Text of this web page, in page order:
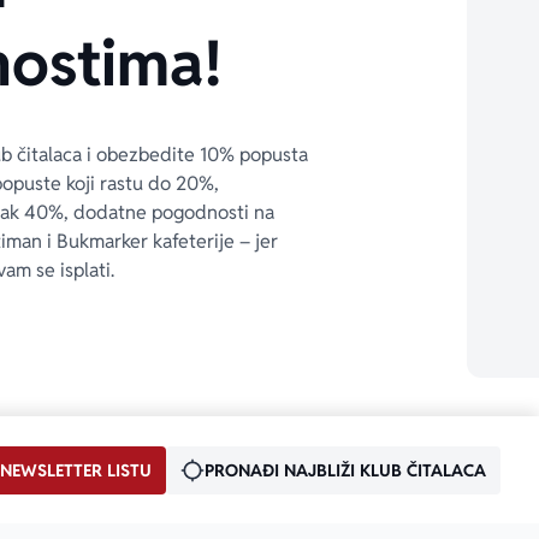
čitalaca i obezbedite 10% popusta
koji rastu do 20%,
40%, dodatne pogodnosti na
i Bukmarker kafeterije – jer
se isplati.
LISTU PRONAĐI NAJBLIŽI KLUB ČITALACA